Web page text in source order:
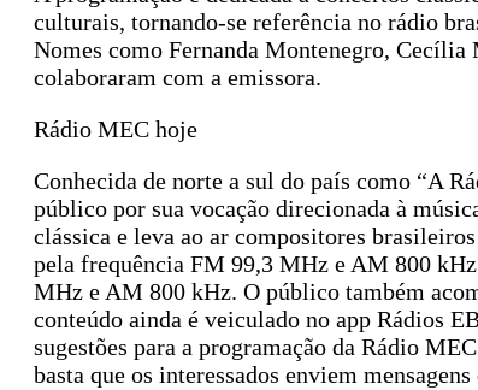
culturais, tornando-se referência no rádio
Nomes como Fernanda Montenegro,
colaboraram com a emissora.
Rádio MEC hoje
Conhecida de norte a sul do país como “A
público por sua vocação direcionada à
clássica e leva ao ar compositores
pela frequência FM 99,3 MHz e AM 800
MHz e AM 800 kHz. O público também
conteúdo ainda é veiculado no app Rádios
sugestões para a programação da Rádio
basta que os interessados enviem